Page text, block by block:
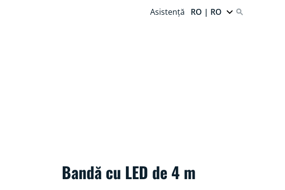
Asistență RO | RO
Bandă cu LED de 4 m